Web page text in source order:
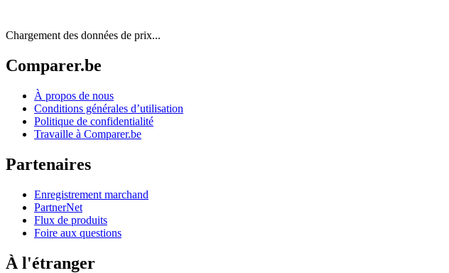
Chargement des données de prix...
Comparer.be
À propos de nous
Conditions générales d’utilisation
Politique de confidentialité
Travaille à Comparer.be
Partenaires
Enregistrement marchand
PartnerNet
Flux de produits
Foire aux questions
À l'étranger